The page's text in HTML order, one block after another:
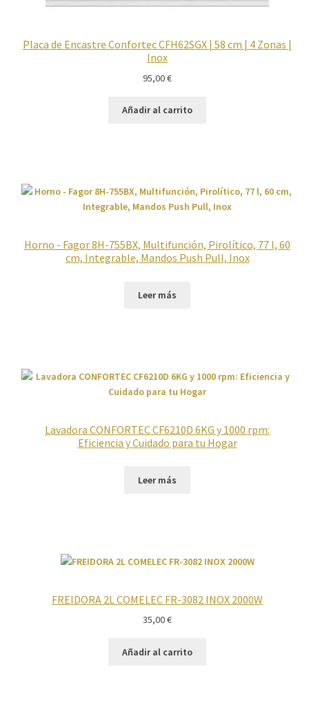
Placa de Encastre Confortec CFH62SGX | 58 cm | 4 Zonas |
Inox
95,00€
Añadir al carrito
Horno - Fagor 8H-755BX, Multifunción, Pirolítico, 77 l, 60
cm, Integrable, Mandos Push Pull, Inox
Leer más
Lavadora CONFORTEC CF6210D 6KG y 1000 rpm:
Eficiencia y Cuidado para tu Hogar
Leer más
FREIDORA 2L COMELEC FR-3082 INOX 2000W
35,00€
Añadir al carrito